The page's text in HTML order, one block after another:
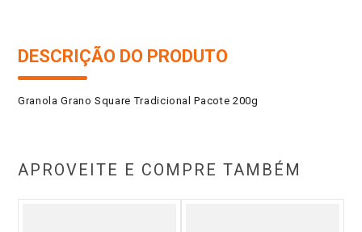
DESCRIÇÃO DO PRODUTO
Granola Grano Square Tradicional Pacote 200g
APROVEITE E COMPRE TAMBÉM